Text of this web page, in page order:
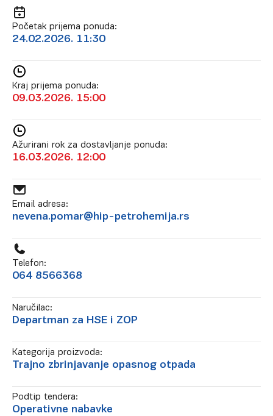
Početak prijema ponuda:
24.02.2026. 11:30
Kraj prijema ponuda:
09.03.2026. 15:00
Ažurirani rok za dostavljanje ponuda:
16.03.2026. 12:00
Email adresa:
nevena.pomar@hip-petrohemija.rs
Telefon:
064 8566368
Naručilac:
Departman za HSE i ZOP
Kategorija proizvoda:
Trajno zbrinjavanje opasnog otpada
Podtip tendera:
Operativne nabavke